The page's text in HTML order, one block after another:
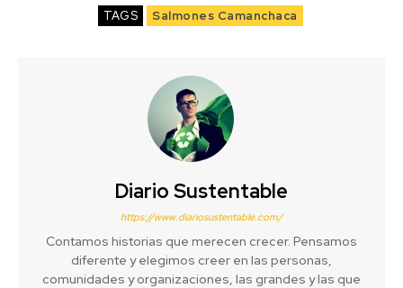
TAGS Salmones Camanchaca
Diario Sustentable
https://www.diariosustentable.com/
Contamos historias que merecen crecer. Pensamos
diferente y elegimos creer en las personas,
comunidades y organizaciones, las grandes y las que